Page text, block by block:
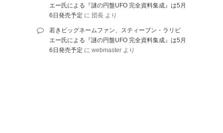
エー氏による『謎の円盤UFO 完全資料集成』は5月
6日発売予定 に 団長 より
若きビッグネームファン、スティーブン・ラリビ
エー氏による『謎の円盤UFO 完全資料集成』は5月
6日発売予定 に webmaster より